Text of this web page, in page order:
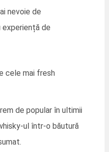
nevoie de
experiență de
cele mai fresh
de popular în ultimii
ul într-o băutură